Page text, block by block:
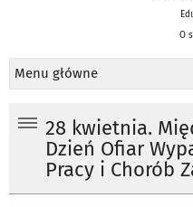
O
Menu główne
28 kwietnia.
Dzień Ofiar
Pracy i Chorób